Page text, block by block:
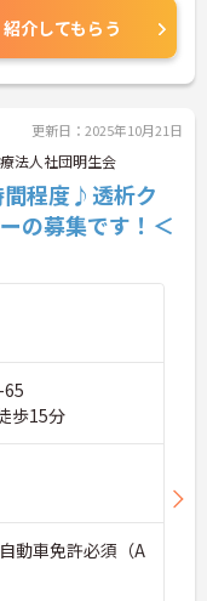
い合わ
紹介してもらう
更新日：2025年10月21日
法人社団明生会
間程度♪透析ク
の募集です！＜
65
歩15分
動車免許必須（A